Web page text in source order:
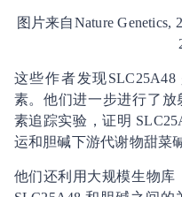
图片来自Nature Genetics,
这些作者发现
素。他们进一步进行了
素追踪实验，证明
运和胆碱下游代谢物甜菜
他们还利用大规模生物库